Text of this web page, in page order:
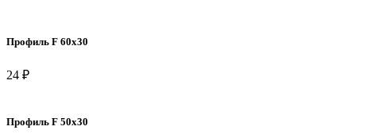
Профиль F 60х30
24 ₽
Профиль F 50х30